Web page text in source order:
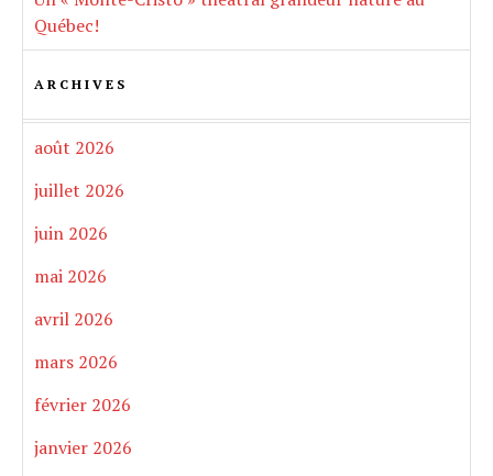
Québec!
ARCHIVES
août 2026
juillet 2026
juin 2026
mai 2026
avril 2026
mars 2026
février 2026
janvier 2026